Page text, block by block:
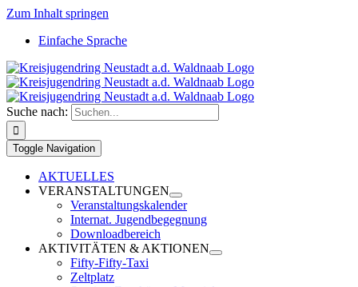
Zum Inhalt springen
Einfache Sprache
Suche nach:
Toggle Navigation
AKTUELLES
VERANSTALTUNGEN
Veranstaltungskalender
Internat. Jugendbegegnung
Downloadbereich
AKTIVITÄTEN & AKTIONEN
Fifty-Fifty-Taxi
Zeltplatz